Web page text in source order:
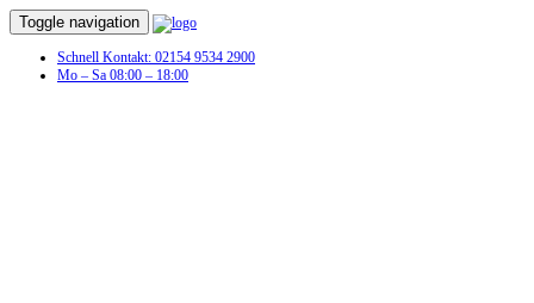
Toggle navigation
Schnell Kontakt: 02154 9534 2900
Mo – Sa 08:00 – 18:00